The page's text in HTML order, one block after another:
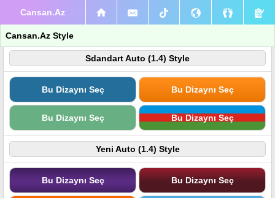
Cansan.Az
Cansan.Az Style
Sdandart Auto (1.4) Style
Bu Dizaynı Seç Bu Dizaynı Seç
Bu Dizaynı Seç Bu Dizaynı Seç
Yeni Auto (1.4) Style
Bu Dizaynı Seç Bu Dizaynı Seç